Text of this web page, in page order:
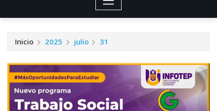
Inicio 2025 julio 31